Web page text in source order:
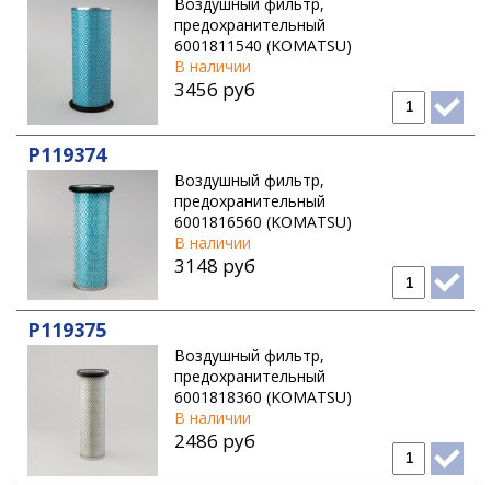
TEREX
THERMO KING
VIBROMAX
VOGELE
VOLVO CONSTRUCTION EQUIPMENT
WIRTGEN
Воздушный фильтр,
предохранительный
6001811540 (KOMATSU)
В наличии
3456 руб
P119374
Воздушный фильтр,
предохранительный
6001816560 (KOMATSU)
В наличии
3148 руб
P119375
Воздушный фильтр,
предохранительный
6001818360 (KOMATSU)
В наличии
2486 руб